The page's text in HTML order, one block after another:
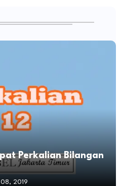
Perkalian Bilangan
2019